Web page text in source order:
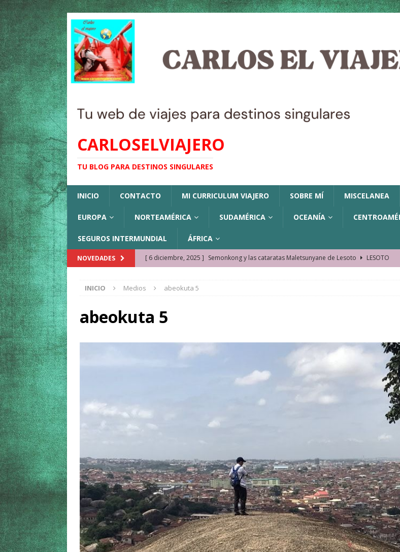
CARLOSELVIAJERO
TU BLOG PARA DESTINOS SINGULARES
INICIO CONTACTO MI CURRICULUM VIAJERO SOBRE MÍ MISCELANEA
EUROPA NORTEAMÉRICA SUDAMÉRICA OCEANÍA
SEGUROS INTERMUNDIAL ÁFRICA
NOVEDADES [ 6 diciembre, 2025 ] Semonkong y las cataratas Maletsunyane de Lesoto
LESOTO
KAZAJISTÁN
[ 22 noviembre, 2025 ]
[ 9 octubre, 2025 ] JAMAICA. La historia de la misteriosa avioneta de la playa
JAMAICA
Cómo moverse en Seychelles de manera sostenible
Qué ver en Manama. La capital de Baréin
Ela Nguema. El barrio más castizo de Malabo GUINEA
INICIO Medios abeokuta 5
abeokuta 5